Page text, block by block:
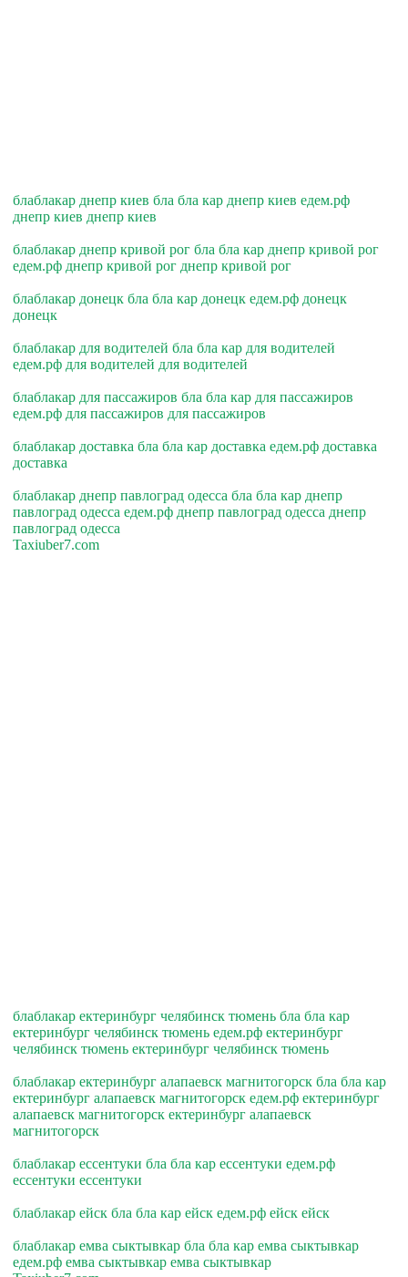
блаблакар днепр киев бла бла кар днепр киев едем.рф
днепр киев днепр киев
блаблакар днепр кривой рог бла бла кар днепр кривой рог
едем.рф днепр кривой рог днепр кривой рог
блаблакар донецк бла бла кар донецк едем.рф донецк
донецк
блаблакар для водителей бла бла кар для водителей
едем.рф для водителей для водителей
блаблакар для пассажиров бла бла кар для пассажиров
едем.рф для пассажиров для пассажиров
блаблакар доставка бла бла кар доставка едем.рф доставка
доставка
блаблакар днепр павлоград одесса бла бла кар днепр
павлоград одесса едем.рф днепр павлоград одесса днепр
павлоград одесса
Taxiuber7.com
блаблакар ектеринбург челябинск тюмень бла бла кар
ектеринбург челябинск тюмень едем.рф ектеринбург
челябинск тюмень ектеринбург челябинск тюмень
блаблакар ектеринбург алапаевск магнитогорск бла бла кар
ектеринбург алапаевск магнитогорск едем.рф ектеринбург
алапаевск магнитогорск ектеринбург алапаевск
магнитогорск
блаблакар ессентуки бла бла кар ессентуки едем.рф
ессентуки ессентуки
блаблакар ейск бла бла кар ейск едем.рф ейск ейск
блаблакар емва сыктывкар бла бла кар емва сыктывкар
едем.рф емва сыктывкар емва сыктывкар